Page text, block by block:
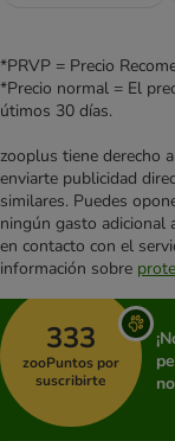
*PRVP = Precio
*Precio normal = El
útimos 30 días.
zooplus tiene derecho
enviarte publicidad
similares. Puedes
ningún gasto adicional
en contacto con el
información sobre
333
zooPuntos por
suscribirte